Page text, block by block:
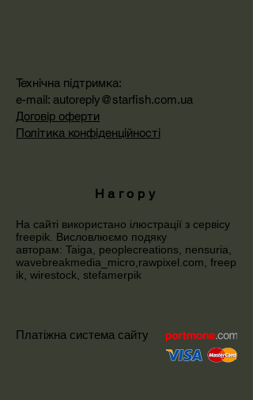
Технічна підтримка:
e-mail: autoreply@starfish.com.ua
Договір оферти
Політика конфіденційності
Нагору
На сайті використано ілюстрації з сервісу
freepik . Висловлюємо подяку
авторам: Taiga, peoplecreations nensuria
wavebreakmedia_micro rawpixel.com freep
ik wirestock stefamerpik
Платіжна система сайту